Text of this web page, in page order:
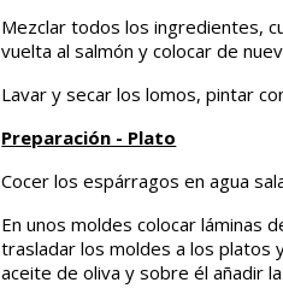
Mezclar todos los ingredientes,
vuelta al salmón y colocar de
Lavar y secar los lomos, pintar
Preparación - Plato
Cocer los espárragos en agua
En unos moldes colocar láminas
trasladar los moldes a los platos
aceite de oliva y sobre él añadir